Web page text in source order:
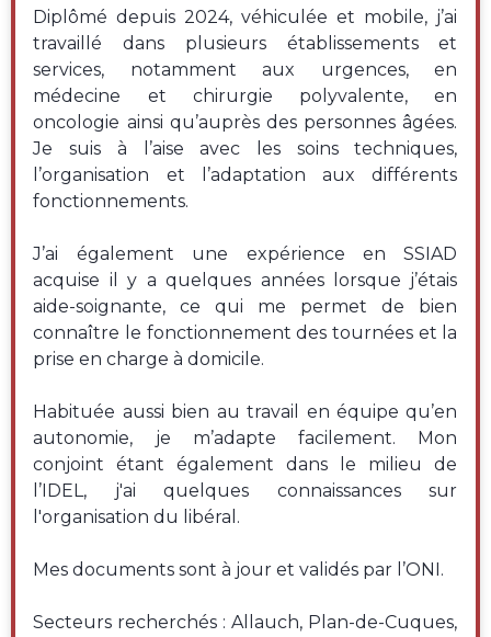
Diplômé depuis 2024, véhiculée et mobile, j’ai
travaillé dans plusieurs établissements et
services, notamment aux urgences, en
médecine et chirurgie polyvalente, en
oncologie ainsi qu’auprès des personnes âgées.
Je suis à l’aise avec les soins techniques,
l’organisation et l’adaptation aux différents
fonctionnements.
J’ai également une expérience en SSIAD
acquise il y a quelques années lorsque j’étais
aide-soignante, ce qui me permet de bien
connaître le fonctionnement des tournées et la
prise en charge à domicile.
Habituée aussi bien au travail en équipe qu’en
autonomie, je m’adapte facilement. Mon
conjoint étant également dans le milieu de
l’IDEL, j'ai quelques connaissances sur
l'organisation du libéral.
Mes documents sont à jour et validés par l’ONI.
Secteurs recherchés : Allauch, Plan-de-Cuques,